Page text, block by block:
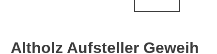
Altholz Aufsteller Geweih